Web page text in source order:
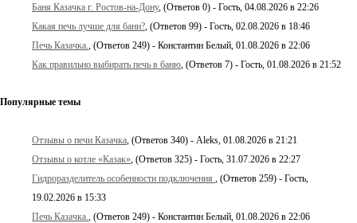
Баня Казачка г. Ростов-на-Дону, (Ответов 0) - Гость, 04.08.2026 в 22:26
Какая печь лучше для бани? , (Ответов 99) - Гость, 02.08.2026 в 18:46
Печь Казачка.
, (Ответов 249) - Константин Белый, 01.08.2026 в 22:06
Как правильно выбирать печь в баню , (Ответов 7) - Гость, 01.08.2026 в 21:52
Популярные темы
Отзывы о печи Казачка , (Ответов 340) - Aleks, 01.08.2026 в 21:21
Отзывы о котле «Казак» , (Ответов 325) - Гость, 31.07.2026 в 22:27
Гидроразделитель особенности подключения
, (Ответов 259) - Гость,
19.02.2026 в 15:33
Печь Казачка.
, (Ответов 249) - Константин Белый, 01.08.2026 в 22:06